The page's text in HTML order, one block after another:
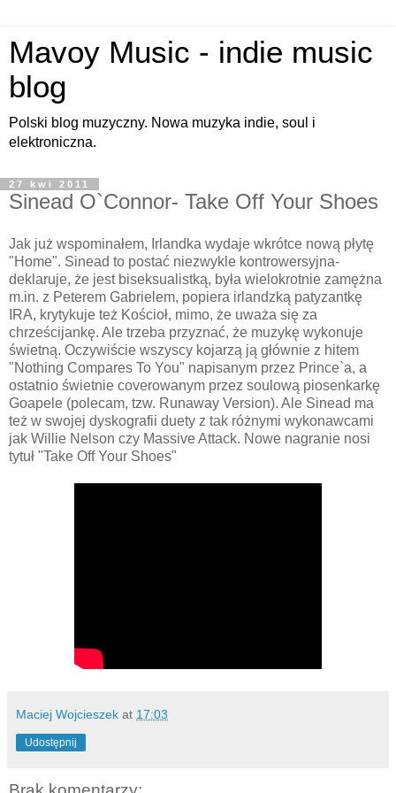
Mavoy Music - indie music
blog
Polski blog muzyczny. Nowa muzyka indie, soul i
elektroniczna.
27 kwi 2011
Sinead O`Connor- Take Off Your Shoes
Jak już wspominałem, Irlandka wydaje wkrótce nową płytę
"Home". Sinead to postać niezwykle kontrowersyjna-
deklaruje, że jest biseksualistką, była wielokrotnie zamężna
m.in. z Peterem Gabrielem, popiera irlandzką patyzantkę
IRA, krytykuje też Kościoł, mimo, że uważa się za
chrześcijankę. Ale trzeba przyznać, że muzykę wykonuje
świetną. Oczywiście wszyscy kojarzą ją głównie z hitem
"Nothing Compares To You" napisanym przez Prince`a, a
ostatnio świetnie coverowanym przez soulową piosenkarkę
Goapele (polecam, tzw. Runaway Version). Ale Sinead ma
też w swojej dyskografii duety z tak różnymi wykonawcami
jak Willie Nelson czy Massive Attack. Nowe nagranie nosi
tytuł "Take Off Your Shoes"
Maciej Wojcieszek at 17:03
Udostępnij